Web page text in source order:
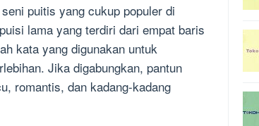
puitis yang cukup populer di
lama yang terdiri dari empat baris
kata yang digunakan untuk
Jika digabungkan, pantun
romantis, dan kadang-kadang